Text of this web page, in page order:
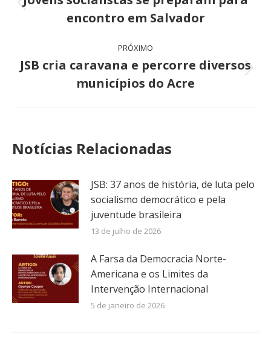
Post
anterior:
encontro em Salvador
PRÓXIMO
Próximo
post:
JSB cria caravana e percorre diversos
municípios do Acre
Notícias Relacionadas
JSB: 37 anos de história, de luta pelo
socialismo democrático e pela
juventude brasileira
13 de julho de 2026
A Farsa da Democracia Norte-
Americana e os Limites da
Intervenção Internacional
5 de janeiro de 2026